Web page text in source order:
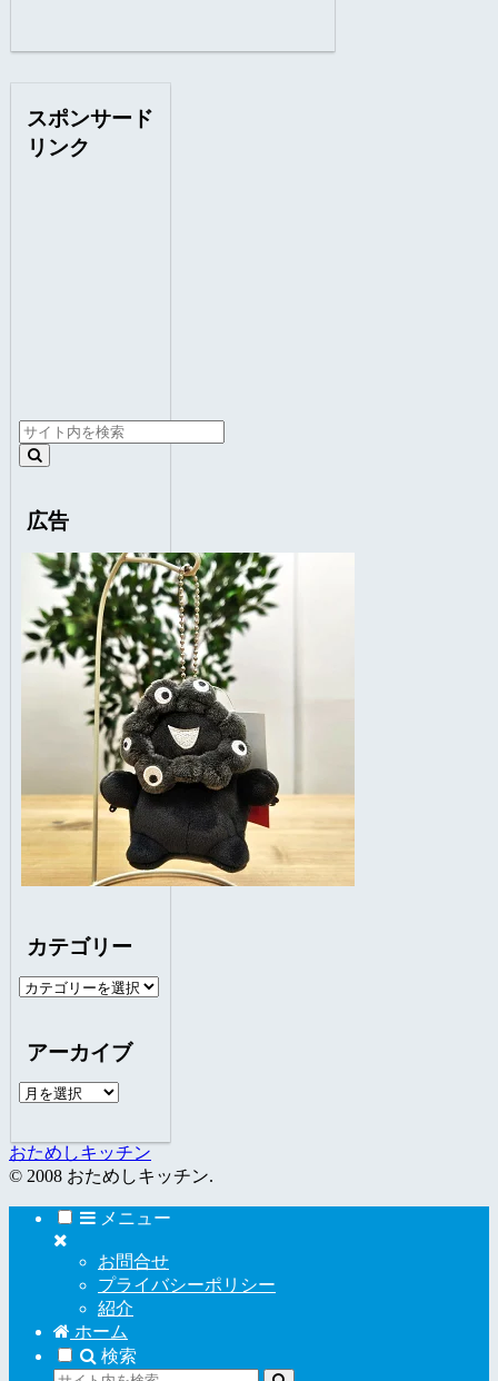
スポンサード
リンク
広告
カテゴリー
カ
リ
ー
アーカイブ
ア
カ
イ
ブ
おためしキッチン
© 2008 おためしキッチン.
メニュー
お問合せ
プライバシーポリシー
紹介
ホーム
検索